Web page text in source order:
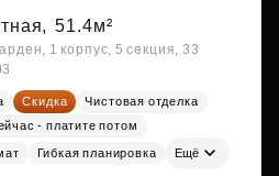
51.4м²
1 корпус, 5 секция, 33
Скидка
Чистовая отделка
- платите потом
Гибкая планировка Ещё